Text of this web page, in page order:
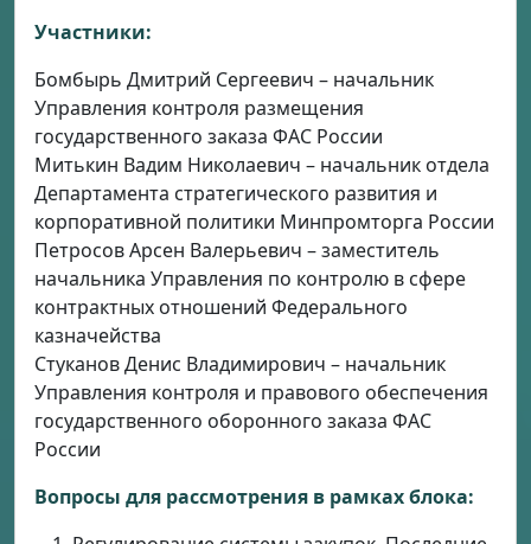
Участники:
Бомбырь Дмитрий Сергеевич – начальник
Управления контроля размещения
государственного заказа ФАС России
Митькин Вадим Николаевич – начальник отдела
Департамента стратегического развития и
корпоративной политики Минпромторга России
Петросов Арсен Валерьевич – заместитель
начальника Управления по контролю в сфере
контрактных отношений Федерального
казначейства
Стуканов Денис Владимирович – начальник
Управления контроля и правового обеспечения
государственного оборонного заказа ФАС
России
Вопросы для рассмотрения в рамках блока: